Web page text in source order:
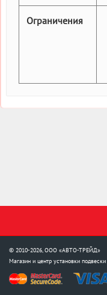
Ограничения
© 2010-2026, ООО «АВТО-ТРЕЙД»
Магазин и центр установки подвески